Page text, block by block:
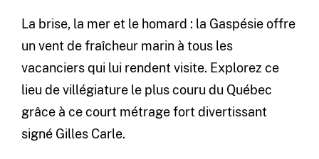
La brise, la mer et le homard : la Gaspésie offre
un vent de fraîcheur marin à tous les
vacanciers qui lui rendent visite. Explorez ce
lieu de villégiature le plus couru du Québec
grâce à ce court métrage fort divertissant
signé Gilles Carle.